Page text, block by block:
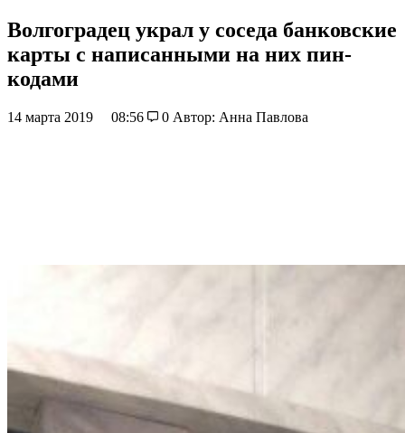
Волгоградец украл у соседа банковские
карты с написанными на них пин-
кодами
14 марта 2019 08:56 0 Автор: Анна Павлова